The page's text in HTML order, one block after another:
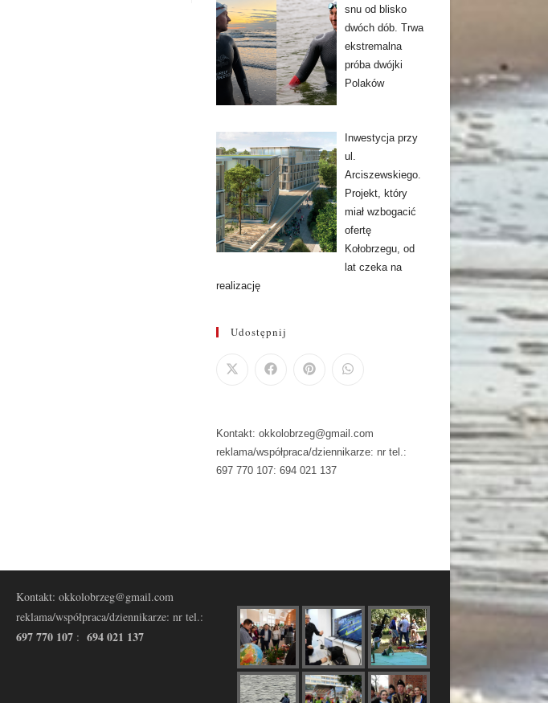
snu od blisko
dwóch dób. Trwa
ekstremalna
próba dwójki
Polaków
Inwestycja przy
ul.
Arciszewskiego.
Projekt, który
miał wzbogacić
ofertę
Kołobrzegu, od
lat czeka na
realizację
Udostępnij
Kontakt: okkolobrzeg@gmail.com
reklama/współpraca/dziennikarze: nr tel.:
697 770 107: 694 021 137
Kontakt: okkolobrzeg@gmail.com
reklama/współpraca/dziennikarze: nr tel.:
697 770 107 : 694 021 137